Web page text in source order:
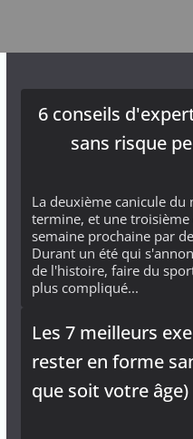
6 conseils
sans risque
La deuxième canicule
termine, et une
semaine prochaine par
Durant un été qui
de l'histoire, faire du
plus compliqué...
Les 7 meilleurs
rester en forme
que soit votre âge)